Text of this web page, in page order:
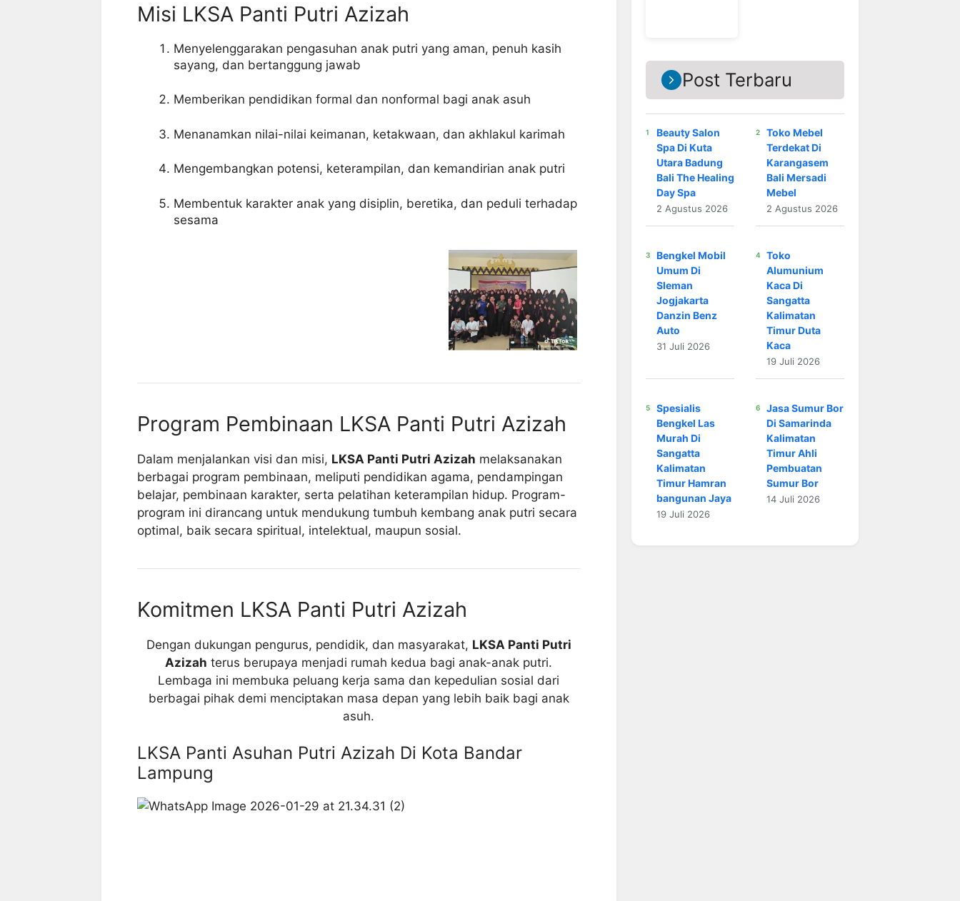
Misi LKSA Panti Putri Azizah
Menyelenggarakan pengasuhan anak putri yang aman, penuh kasih
sayang, dan bertanggung jawab
Memberikan pendidikan formal dan nonformal bagi anak asuh
Menanamkan nilai-nilai keimanan, ketakwaan, dan akhlakul karimah
Mengembangkan potensi, keterampilan, dan kemandirian anak putri
Membentuk karakter anak yang disiplin, beretika, dan peduli terhadap
sesama
Program Pembinaan LKSA Panti Putri Azizah
Dalam menjalankan visi dan misi, LKSA Panti Putri Azizah melaksanakan
berbagai program pembinaan, meliputi pendidikan agama, pendampingan
belajar, pembinaan karakter, serta pelatihan keterampilan hidup. Program-
program ini dirancang untuk mendukung tumbuh kembang anak putri secara
optimal, baik secara spiritual, intelektual, maupun sosial.
Komitmen LKSA Panti Putri Azizah
Dengan dukungan pengurus, pendidik, dan masyarakat, LKSA Panti Putri
Azizah terus berupaya menjadi rumah kedua bagi anak-anak putri.
Lembaga ini membuka peluang kerja sama dan kepedulian sosial dari
berbagai pihak demi menciptakan masa depan yang lebih baik bagi anak
asuh.
LKSA Panti Asuhan Putri Azizah Di Kota Bandar
Lampung
Post Terbaru
Beauty Salon
Spa Di Kuta
Utara Badung
Bali The Healing
Day Spa
2 Agustus 2026
Toko Mebel
Terdekat Di
Karangasem
Bali Mersadi
Mebel
2 Agustus 2026
Bengkel Mobil
Umum Di
Sleman
Jogjakarta
Danzin Benz
Auto
31 Juli 2026
Toko
Alumunium
Kaca Di
Sangatta
Kalimatan
Timur Duta
Kaca
19 Juli 2026
Spesialis
Bengkel Las
Murah Di
Sangatta
Kalimatan
Timur Hamran
bangunan Jaya
19 Juli 2026
Jasa Sumur Bor
Di Samarinda
Kalimatan
Timur Ahli
Pembuatan
Sumur Bor
14 Juli 2026